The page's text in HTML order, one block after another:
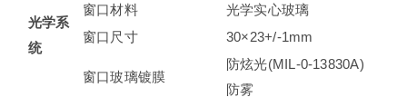
光学系
统
窗口材料
光学实心玻璃
窗口尺寸
30×23+/-1mm
窗口玻璃镀膜
防炫光(MIL-0-13830A)
防雾